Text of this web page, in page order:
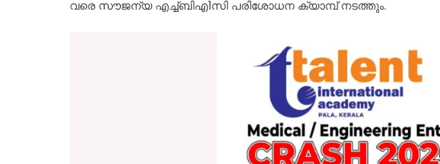
വരെ സൗജന്യ എച്ച്ബിഎ1സി പരിശോധന ക്യാമ്പ് നടത്തും.